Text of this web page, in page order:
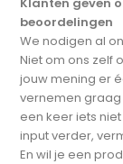
beoordelingen
We nodigen al
Niet om ons zelf
jouw mening er
vernemen graag
een keer iets
input verder,
En wil je een